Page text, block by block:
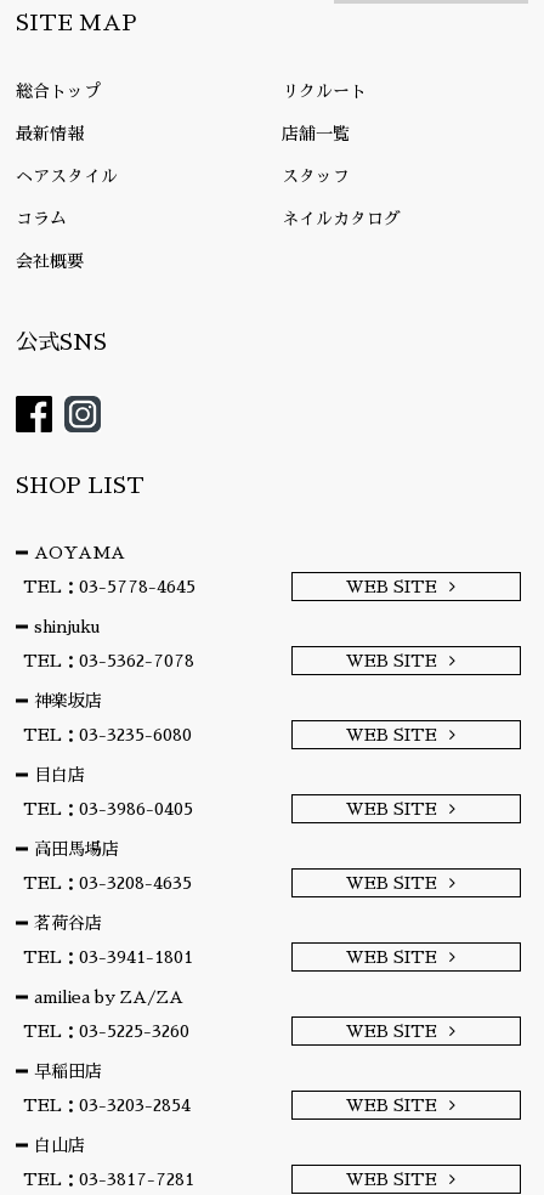
SITE MAP
総合トップ リクルート
最新情報 店舗一覧
ヘアスタイル スタッフ
コラム ネイルカタログ
会社概要
公式SNS
SHOP LIST
AOYAMA
TEL：03-5778-4645
WEB SITE
shinjuku
TEL：03-5362-7078
WEB SITE
神楽坂店
TEL：03-3235-6080
WEB SITE
目白店
TEL：03-3986-0405
WEB SITE
高田馬場店
TEL：03-3208-4635
WEB SITE
茗荷谷店
TEL：03-3941-1801
WEB SITE
amiliea by ZA/ZA
TEL：03-5225-3260
WEB SITE
早稲田店
TEL：03-3203-2854
WEB SITE
白山店
TEL：03-3817-7281
WEB SITE